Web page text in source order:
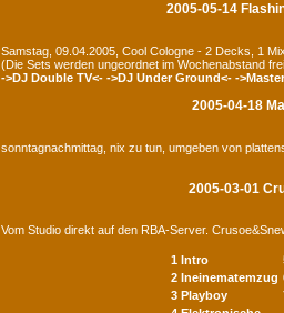
2005-05-14
Samstag, 09.04.2005, Cool Cologne - 2 Decks, 1
(Die Sets werden ungeordnet im Wochenabstand
->DJ Double TV<- ->DJ Under Ground<- -
2005-04-18
sonntagnachmittag, nix zu tun, umgeben von
2005-03-01
Vom Studio direkt auf den RBA-Server.
1 Intro
2 Ineinematemzug
3 Playboy